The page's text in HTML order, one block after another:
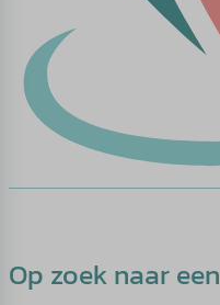
Op zoek naar een